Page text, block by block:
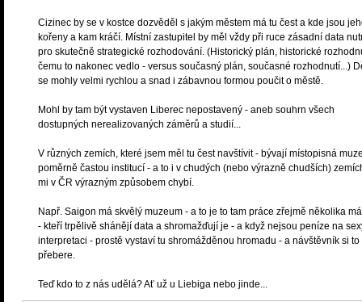
Cizinec by se v kostce dozvěděl s jakým městem má tu čest a kde jsou
kořeny a kam kráčí. Místní zastupitel by měl vždy při ruce zásadní data
pro skutečně strategické rozhodování. (Historický plán, historické
čemu to nakonec vedlo - versus současný plán, současné rozhodnutí...)
se mohly velmi rychlou a snad i zábavnou formou poučit o městě.
Mohl by tam být vystaven Liberec nepostavený - aneb souhrn všech
dostupných nerealizovaných záměrů a studií...
V různých zemích, které jsem měl tu čest navštívit - bývají místopisná
poměrně častou institucí - a to i v chudých (nebo výrazně chudších)
mi v ČR výrazným způsobem chybí.
Např. Saigon má skvělý muzeum - a to je to tam práce zřejmě několika
- kteří trpělivě shánějí data a shromažďují je - a když nejsou peníze na
interpretaci - prostě vystaví tu shromážděnou hromadu - a návštěvník si to
přebere.
Teď kdo to z nás udělá? Ať už u Liebiga nebo jinde...